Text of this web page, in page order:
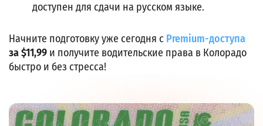
доступен для сдачи на русском языке.
Начните подготовку уже сегодня с Premium-доступа
за $11,99 и получите водительские права в Колорадо
быстро и без стресса!